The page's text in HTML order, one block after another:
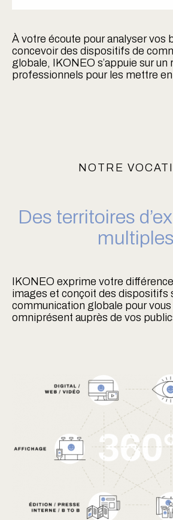
À votre écoute pour analyser vos
concevoir des dispositifs de
globale,
IKONEO s’appuie sur un
professionnels pour les mettre
NOTRE
Des territoires
multiples
IKONEO exprime votre
images et conçoit des dispositifs
communication globale pour
omniprésent auprès de vos